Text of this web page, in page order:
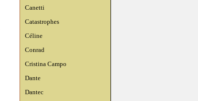
Canetti
Catastrophes
Céline
Conrad
Cristina Campo
Dante
Dantec